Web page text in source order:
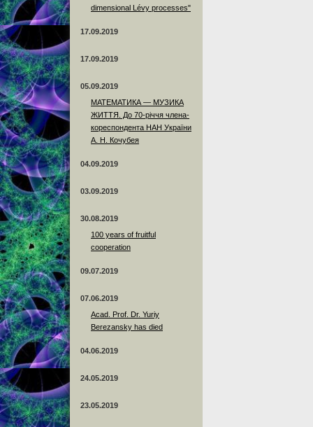
dimensional Lévy processes"
17.09.2019
17.09.2019
05.09.2019
МАТЕМАТИКА — МУЗИКА
ЖИТТЯ. До 70-річчя члена-
кореспондента НАН України
А. Н. Кочубея
04.09.2019
03.09.2019
30.08.2019
100 years of fruitful
cooperation
09.07.2019
07.06.2019
Acad. Prof. Dr. Yuriy
Berezansky has died
04.06.2019
24.05.2019
23.05.2019